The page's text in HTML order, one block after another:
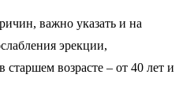
важно указать и на
эрекции,
возрасте – от 40 лет и